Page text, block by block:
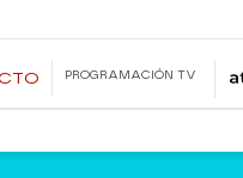
PROGRAMACIÓN TV